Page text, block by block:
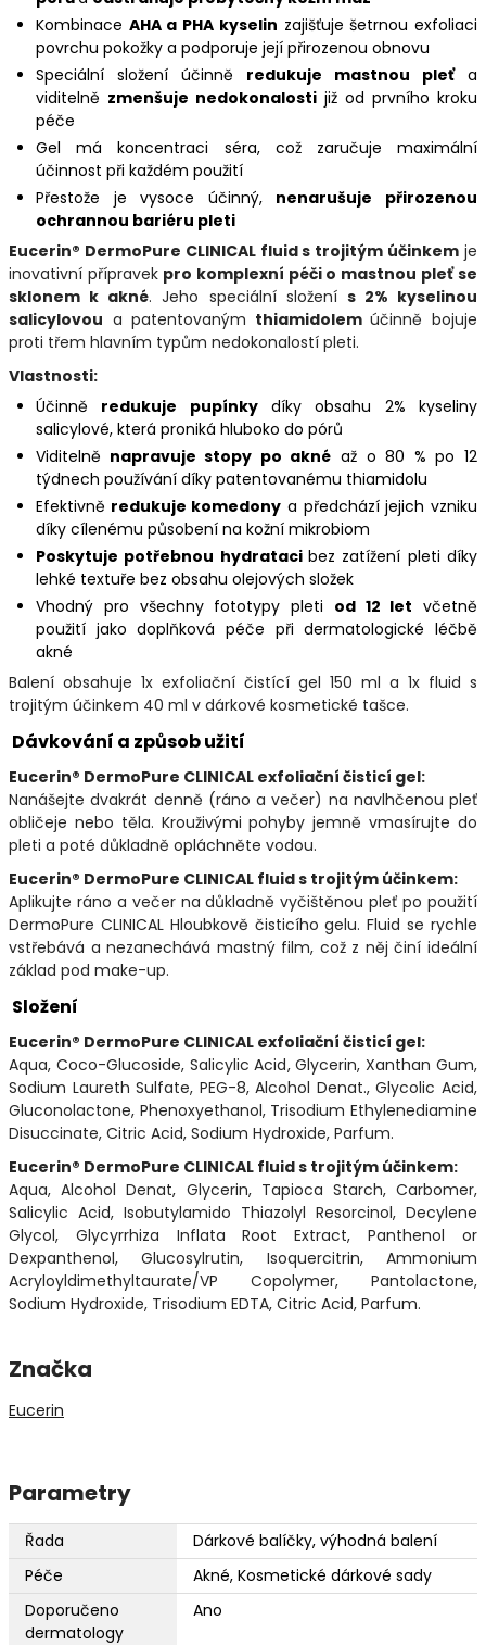
Kombinace AHA a PHA kyselin zajišťuje šetrnou exfoliaci
povrchu pokožky a podporuje její přirozenou obnovu
Speciální složení účinně redukuje mastnou pleťa
viditelně zmenšuje nedokonalosti již od prvního kroku
péče
Gel má koncentraci séra, což zaručuje maximální
účinnost při každém použití
Přestože je vysoce účinný, nenarušuje přirozenou
ochrannou bariéru pleti
Eucerin® DermoPure CLINICAL fluid s trojitým účinkem je
inovativní přípravekpro komplexní péči o mastnou pleť se
sklonem k akné. Jeho speciální složení s 2% kyselinou
salicylovou a patentovaným thiamidolemúčinně bojuje
proti třem hlavním typům nedokonalostí pleti.
Vlastnosti:
Účinně redukuje pupínkydíky obsahu 2% kyseliny
salicylové, která proniká hluboko do pórů
Viditelně napravuje stopy po akné až o 80 % po 12
týdnech používání díky patentovanému thiamidolu
Efektivně redukuje komedony a předchází jejich vzniku
díky cílenému působení na kožní mikrobiom
Poskytuje potřebnou hydrataci bez zatížení pleti díky
lehké textuře bez obsahu olejových složek
Vhodný pro všechny fototypy pleti od 12 let včetně
použití jako doplňková péče při dermatologické léčbě
akné
Balení obsahuje 1x exfoliační čistící gel 150 ml a 1x fluid s
trojitým účinkem 40 ml v dárkové kosmetické tašce.
Dávkování a způsob užití
Eucerin® DermoPure CLINICAL exfoliační čisticí gel:
Nanášejte dvakrát denně (ráno a večer) na navlhčenou pleť
obličeje nebo těla. Krouživými pohyby jemně vmasírujte do
pleti a poté důkladně opláchněte vodou.
Eucerin® DermoPure CLINICAL fluid s trojitým účinkem:
Aplikujte ráno a večer na důkladně vyčištěnou pleť po použití
DermoPure CLINICAL Hloubkově čisticího gelu. Fluid se rychle
vstřebává a nezanechává mastný film, což z něj činí ideální
základ pod make-up.
Složení
Eucerin® DermoPure CLINICAL exfoliační čisticí gel:
Aqua, Coco-Glucoside, Salicylic Acid, Glycerin, Xanthan Gum,
Sodium Laureth Sulfate, PEG-8, Alcohol Denat., Glycolic Acid,
Gluconolactone, Phenoxyethanol, Trisodium Ethylenediamine
Disuccinate, Citric Acid, Sodium Hydroxide, Parfum.
Eucerin® DermoPure CLINICAL fluid s trojitým účinkem:
Aqua, Alcohol Denat, Glycerin, Tapioca Starch, Carbomer,
Salicylic Acid, Isobutylamido Thiazolyl Resorcinol, Decylene
Glycol, Glycyrrhiza Inflata Root Extract, Panthenol or
Dexpanthenol, Glucosylrutin, Isoquercitrin, Ammonium
Acryloyldimethyltaurate/VP Copolymer, Pantolactone,
Sodium Hydroxide, Trisodium EDTA, Citric Acid, Parfum.
Značka
Eucerin
Parametry
Řada
Dárkové balíčky, výhodná balení
Péče
Akné, Kosmetické dárkové sady
Doporučeno
dermatology
Ano